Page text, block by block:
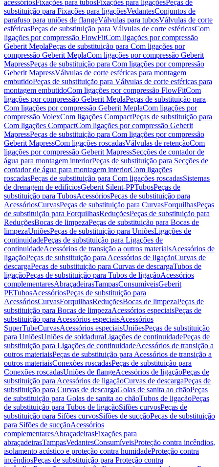
acessóriosFixações para tubosFixações para ligaçõesPeças de
substituição para Fixações para ligaçõesVedantesConjuntos de
parafuso para uniões de flangeVálvulas para tubosVálvulas de corte
esféricasPeças de substituição para Válvulas de corte esféricasCom
ligações por compressão FlowFitCom ligações por compressão
Geberit MeplaPeças de substituição para Com ligações por
compressão Geberit MeplaCom ligações por compressão Geberit
MapressPeças de substituição para Com ligações por compressão
Geberit MapressVálvulas de corte esféricas para montagem
embutidoPeças de substituição para Válvulas de corte esféricas para
montagem embutidoCom ligações por compressão FlowFitCom
ligações por compressão Geberit MeplaPeças de substituição para
Com ligações por compressão Geberit MeplaCom ligações por
compressão VolexCom ligações CompactPeças de substituição para
Com ligações CompactCom ligações por compressão Geberit
MapressPeças de substituição para Com ligações por compressão
Geberit MapressCom ligações roscadasVálvulas de retençãoCom
ligações por compressão Geberit MapressSecções de contador de
água para montagem interiorPeças de substituição para Secções de
contador de água para montagem interiorCom ligações
roscadasPeças de substituição para Com ligações roscadasSistemas
de drenagem de edifíciosGeberit Silent-PPTubosPeças de
substituição para TubosAcessóriosPeças de substituição para
AcessóriosCurvasPeças de substituição para CurvasForquilhasPeças
de substituição para ForquilhasReduçõesPeças de substituição para
ReduçõesBocas de limpezaPeças de substituição para Bocas de
limpezaUniõesPeças de substituição para UniõesLigações de
continuidadePeças de substituição para Ligações de
continuidadeAcessórios de transição a outros materiaisAcessórios de
ligaçãoPeças de substituição para Acessórios de ligaçãoCurvas de
descargaPeças de substituição para Curvas de descargaTubos de
ligaçãoPeças de substituição para Tubos de ligaçãoAcessórios
complementaresAbraçadeirasTampasConsumíveisGeberit
PETubosAcessóriosPeças de substituição para
AcessóriosCurvasForquilhasReduçõesBocas de limpezaPeças de
substituição para Bocas de limpezaAcessórios especiaisPeças de
substituição para Acessórios especiaisAcessórios
SuperTubeCurvasAcessórios especiaisUniõesPeças de substituição
para UniõesUniões de soldaduraLigações de continuidadePeças de
substituição para Ligações de continuidadeAcessórios de transição a
outros materiaisPeças de substituição para Acessórios de transição a
outros materiaisConexões roscadasPeças de substituição para
Conexões roscadasUniões de flangeAcessórios de ligaçãoPeças de
substituição para Acessórios de ligaçãoCurvas de descargaPeças de
substituição para Curvas de descargaGolas de sanita ao chãoPeças
de substituição para Golas de sanita ao chãoTubos de ligaçãoPeças
de substituição para Tubos de ligaçãoSifões curvosPeças de
substituição para Sifões curvosSifões de sucçãoPeças de substituição
para Sifões de sucçãoAcessórios
complementaresAbraçadeirasFixações para
abraçadeirasTampasVedantesConsumíveisProteção contra incêndios,
isolamento acústico e proteção contra humidadeProteção contra
incêndiosPeças de substituição para Proteção contra